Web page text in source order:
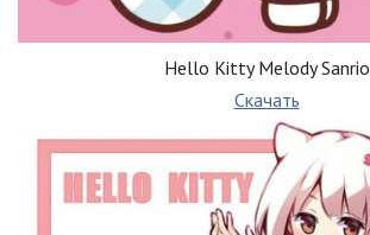
Hello Kitty Melody Sanrio
Скачать